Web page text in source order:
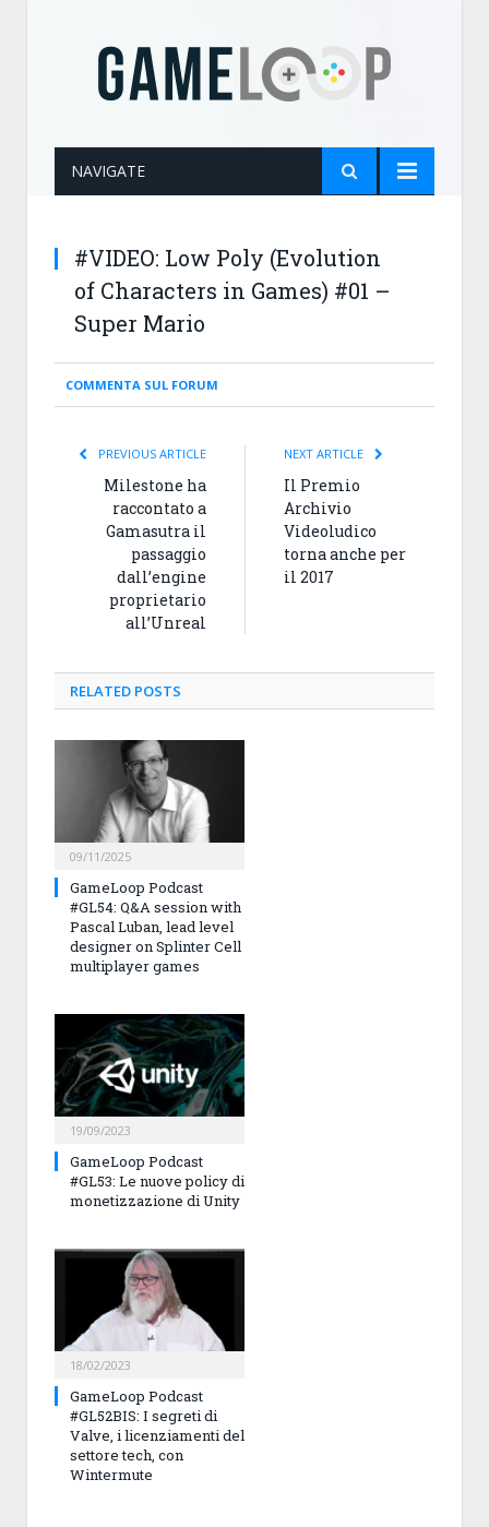
NAVIGATE
#VIDEO: Low Poly (Evolution
of Characters in Games) #01 –
Super Mario
COMMENTA SUL FORUM
PREVIOUS ARTICLE
Milestone ha
raccontato a
Gamasutra il
passaggio
dall’engine
proprietario
all’Unreal
NEXT ARTICLE
Il Premio
Archivio
Videoludico
torna anche per
il 2017
RELATED POSTS
09/11/2025
GameLoop Podcast
#GL54: Q&A session with
Pascal Luban, lead level
designer on Splinter Cell
multiplayer games
19/09/2023
GameLoop Podcast
#GL53: Le nuove policy di
monetizzazione di Unity
18/02/2023
GameLoop Podcast
#GL52BIS: I segreti di
Valve, i licenziamenti del
settore tech, con
Wintermute